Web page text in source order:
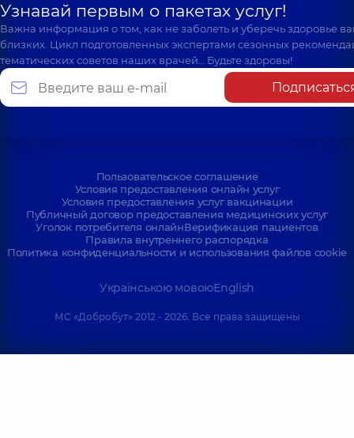
Узнавай первым о пакетах услуг!
Важна информация о том, как не заболеть и уберечь здоровье
близких. Цикл подготовленных экспертами сезонных
тематических советов наших врачей… Будьте здоровы!
Пользовательское соглашение
Условия предоставления онлайн услуг
Условия предоставления услуг вакцинации
Публичный договор предоставления медицинских услуг
Уголок потребителя онлайнВерификация пациентов
Правила внутреннего распорядка
Политика конфиденциальности и использования файлов cookie
Українською мовоюEnglish
МС «Добробут» 2012 - 2026. Все права защищены